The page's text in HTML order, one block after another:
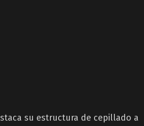
su estructura de cepillado a